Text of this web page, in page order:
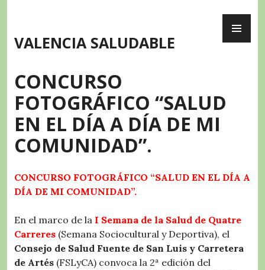
content
VALENCIA SALUDABLE
CONCURSO
FOTOGRÁFICO “SALUD
EN EL DÍA A DÍA DE MI
COMUNIDAD”.
CONCURSO FOTOGRÁFICO “SALUD EN EL DÍA A
DÍA DE MI COMUNIDAD”.
En el marco de la I Semana de la Salud de Quatre
Carreres (Semana Sociocultural y Deportiva), el
Consejo de Salud Fuente de San Luis y Carretera
de Artés (FSLyCA) convoca la 2ª edición del